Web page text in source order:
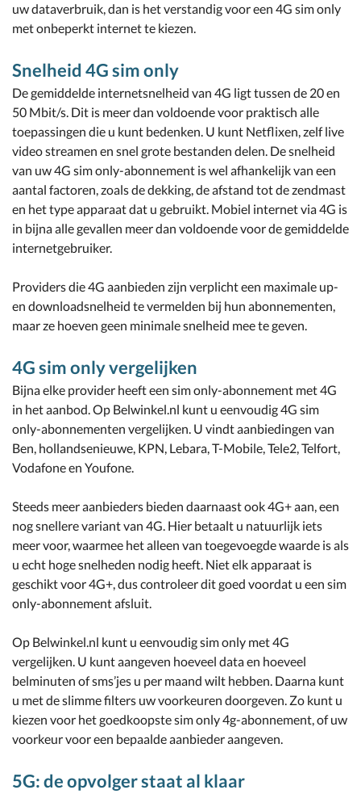
uw dataverbruik, dan is het verstandig voor een 4G sim only
met onbeperkt internet te kiezen.
Snelheid 4G sim only
De gemiddelde internetsnelheid van 4G ligt tussen de 20 en
50 Mbit/s. Dit is meer dan voldoende voor praktisch alle
toepassingen die u kunt bedenken. U kunt Netflixen, zelf live
video streamen en snel grote bestanden delen. De snelheid
van uw 4G sim only-abonnement is wel afhankelijk van een
aantal factoren, zoals de dekking, de afstand tot de zendmast
en het type apparaat dat u gebruikt. Mobiel internet via 4G is
in bijna alle gevallen meer dan voldoende voor de gemiddelde
internetgebruiker.
Providers die 4G aanbieden zijn verplicht een maximale up-
en downloadsnelheid te vermelden bij hun abonnementen,
maar ze hoeven geen minimale snelheid mee te geven.
4G sim only vergelijken
Bijna elke provider heeft een sim only-abonnement met 4G
in het aanbod. Op Belwinkel.nl kunt u eenvoudig 4G sim
only-abonnementen vergelijken. U vindt aanbiedingen van
Ben, hollandsenieuwe, KPN, Lebara, T-Mobile, Tele2, Telfort,
Vodafone en Youfone.
Steeds meer aanbieders bieden daarnaast ook 4G+ aan, een
nog snellere variant van 4G. Hier betaalt u natuurlijk iets
meer voor, waarmee het alleen van toegevoegde waarde is als
u echt hoge snelheden nodig heeft. Niet elk apparaat is
geschikt voor 4G+, dus controleer dit goed voordat u een sim
only-abonnement afsluit.
Op Belwinkel.nl kunt u eenvoudig sim only met 4G
vergelijken. U kunt aangeven hoeveel data en hoeveel
belminuten of sms’jes u per maand wilt hebben. Daarna kunt
u met de slimme filters uw voorkeuren doorgeven. Zo kunt u
kiezen voor het goedkoopste sim only 4g-abonnement, of uw
voorkeur voor een bepaalde aanbieder aangeven.
5G: de opvolger staat al klaar